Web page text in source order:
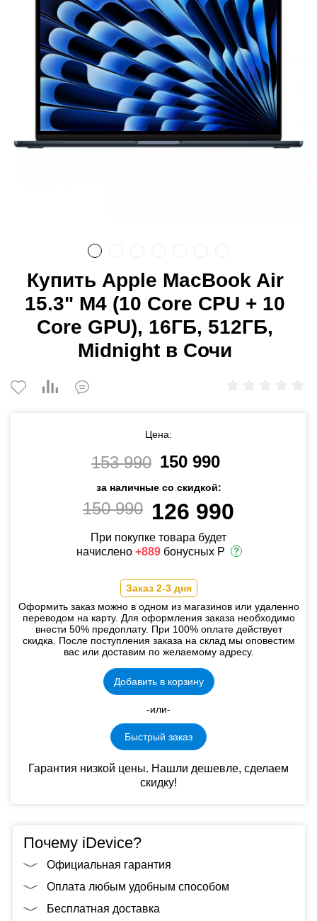
Купить Apple MacBook Air
15.3" M4 (10 Core CPU + 10
Core GPU), 16ГБ, 512ГБ,
Midnight в Сочи
Цена:
153 990 150 990
за наличные со скидкой:
150 990 126 990
При покупке товара будет
начислено +889 бонусных Р
Заказ 2-3 дня
Оформить заказ можно в одном из магазинов или удаленно
переводом на карту. Для оформления заказа необходимо
внести 50% предоплату. При 100% оплате действует
скидка. После поступления заказа на склад мы оповестим
вас или доставим по желаемому адресу.
Добавить в корзину
-или-
Быстрый заказ
Гарантия низкой цены. Нашли дешевле, сделаем
скидку!
Почему iDevice?
Официальная гарантия
Оплата любым удобным способом
Бесплатная доставка